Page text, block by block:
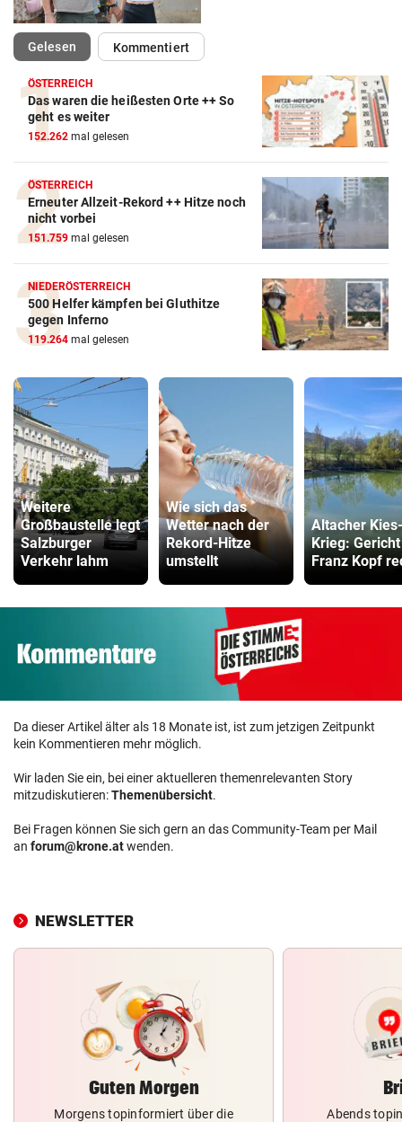
Gelesen(ausgewählt)Kommentiert
ÖSTERREICH
Das waren die heißesten Orte ++ So
geht es weiter
152.262 mal gelesen
ÖSTERREICH
Erneuter Allzeit-Rekord ++ Hitze noch
nicht vorbei
151.759 mal gelesen
NIEDERÖSTERREICH
500 Helfer kämpfen bei Gluthitze
gegen Inferno
119.264 mal gelesen
Weitere
Großbaustelle legt
Salzburger
Verkehr lahm
Wie sich das
Wetter nach der
Rekord-Hitze
umstellt
Altacher Kies-
Krieg:
Franz Kopf
Da dieser Artikel älter als 18 Monate ist, ist zum jetzigen Zeitpunkt
kein Kommentieren mehr möglich.
Wir laden Sie ein, bei einer aktuelleren themenrelevanten Story
mitzudiskutieren:Themenübersicht.
Bei Fragen können Sie sich gern an das Community-Team per Mail
an forum@krone.atwenden.
NEWSLETTER
Guten Morgen
Morgens topinformiert über die
Abends